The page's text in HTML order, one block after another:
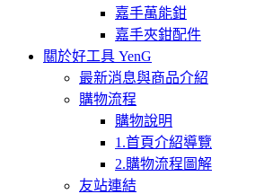
嘉手萬能鉗
嘉手夾鉗配件
關於好工具 YenG
最新消息與商品介紹
購物流程
購物說明
1.首頁介紹導覽
2.購物流程圖解
友站連結